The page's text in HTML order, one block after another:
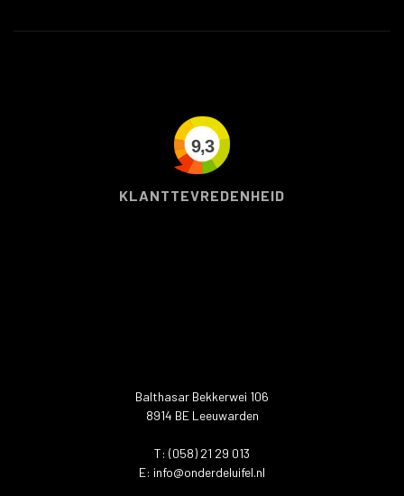
9,3
KLANTTEVREDENHEID
Balthasar Bekkerwei 106
8914 BE Leeuwarden
T: (058) 21 29 013
E: info@onderdeluifel.nl